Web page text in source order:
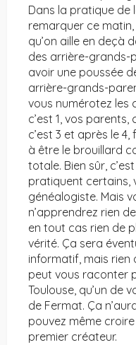
Dans la pratique de
remarquer ce
qu’on aille en deçà
des arrière-grands-
avoir une poussée
arrière-grands-
vous numérotez les
c’est 1, vos
c’est 3 et après le
à être le brouillard
totale. Bien sûr,
pratiquent certains,
généalogiste. Mais
n’apprendrez rien
en tout cas rien de
vérité. Ça sera
informatif, mais rien
peut vous raconter
Toulouse, qu’un de
de Fermat. Ça
pouvez même
premier créateur.